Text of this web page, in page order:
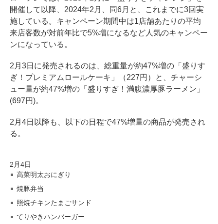
開催して以降、2024年2月、同6月と、これまでに3回実
施している。キャンペーン期間中は1店舗あたりの平均
来店客数が対前年比で5%増になるなど人気のキャンペー
ンになっている。
2月3日に発売されるのは、総重量が約47%増の「盛りす
ぎ！プレミアムロールケーキ」（227円）と、チャーシ
ュー量が約47%増の「盛りすぎ！満腹濃厚豚ラーメン」
(697円)。
2月4日以降も、以下の日程で47%増量の商品が発売され
る。
2月4日
高菜明太おにぎり
焼豚弁当
照焼チキンたまごサンド
てりやきハンバーガー